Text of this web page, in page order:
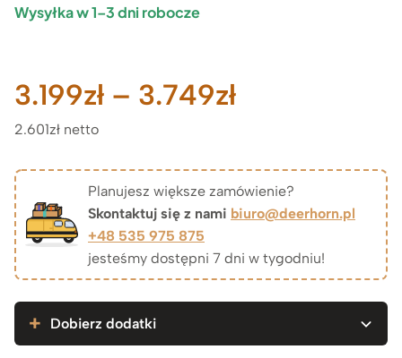
Wysyłka w 1–3 dni robocze
3.199zł – 3.749złZakres
od
3.199zł
do
2.601zł netto
Planujesz większe zamówienie?
Skontaktuj się z nami biuro@deerhorn.pl
+48 535 975 875
jesteśmy dostępni 7 dni w tygodniu!
Dobierz dodatki